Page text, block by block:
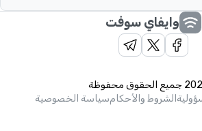
وايفاي سوفت
الشروط والأحكامسياسة الخصوصية